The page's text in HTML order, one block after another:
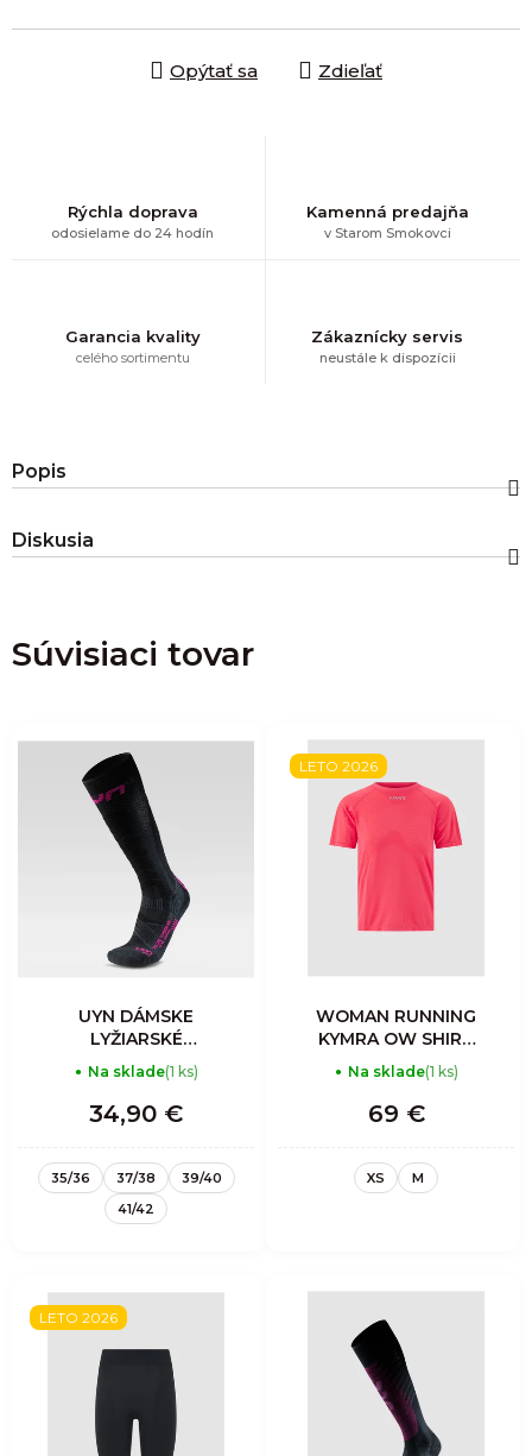
Opýtať sa Zdieľať
Rýchla doprava
odosielame do 24 hodín
Kamenná predajňa
v Starom Smokovci
Garancia kvality
celého sortimentu
Zákaznícky servis
neustále k dispozícii
Popis
Diskusia
Súvisiaci tovar
UYN DÁMSKE
LYŽIARSKÉ
TOURING ONE BIO
PONOŽKY
Na sklade(1 ks)
34,90 €
35/36 37/38
39/40
41/42
LETO 2026
WOMAN RUNNING
KYMRA OW SHIRT
SH_SL TEABERRY
Na sklade(1 ks)
69 €
XS M
LETO 2026